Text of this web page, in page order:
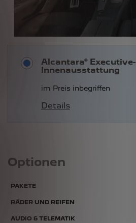
Alcantara® Executive-
Innenausstattung
im Preis inbegriffen
Details
Optionen
PAKETE
RÄDER UND REIFEN
AUDIO & TELEMATIK